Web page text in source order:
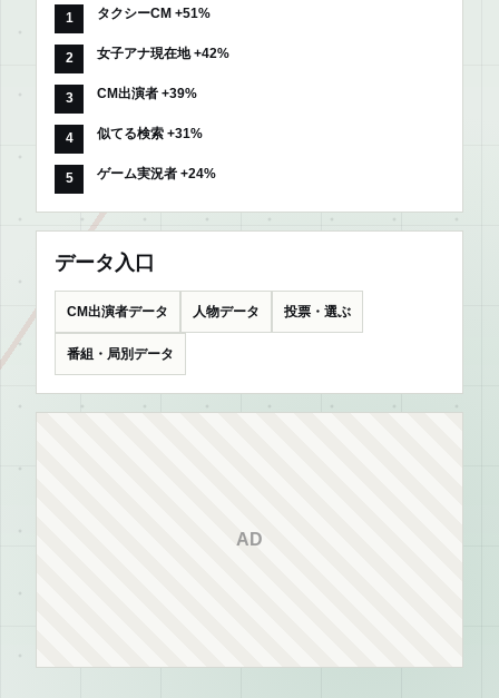
タクシーCM +51%
女子アナ現在地 +42%
CM出演者 +39%
似てる検索 +31%
ゲーム実況者 +24%
データ入口
CM出演者データ 人物データ 投票・選ぶ
番組・局別データ
AD